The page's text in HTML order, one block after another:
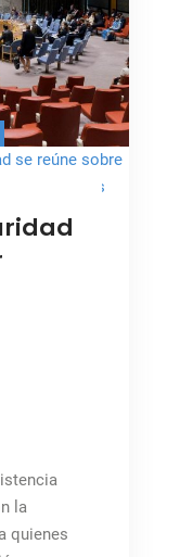
se reúne sobre
armados
la
quienes